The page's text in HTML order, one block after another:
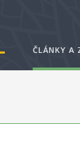
ČLÁNKY A